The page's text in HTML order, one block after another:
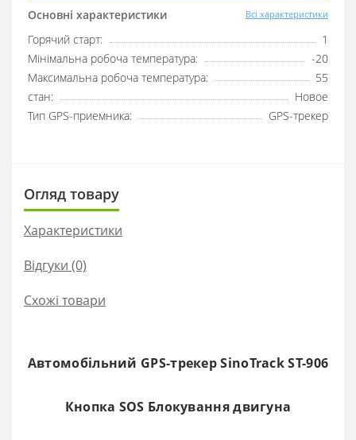
Основні характеристики Всі характеристики
Горячий старт:
1
Мінімальна робоча температура:
-20
Максимальна робоча температура:
55
стан:
Новое
Тип GPS-приемника:
GPS-трекер
Огляд товару
Характеристики
Відгуки (0)
Схожі товари
Автомобільний GPS-трекер SinoTrack ST-906
Кнопка SOS Блокування двигуна